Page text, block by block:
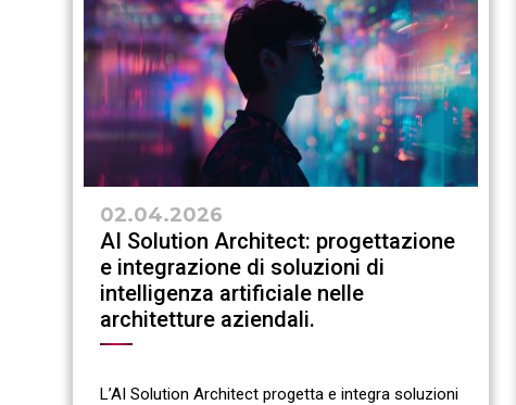
02.04.2026
AI Solution Architect: progettazione
e integrazione di soluzioni di
intelligenza artificiale nelle
architetture aziendali.
L’AI Solution Architect progetta e integra soluzioni